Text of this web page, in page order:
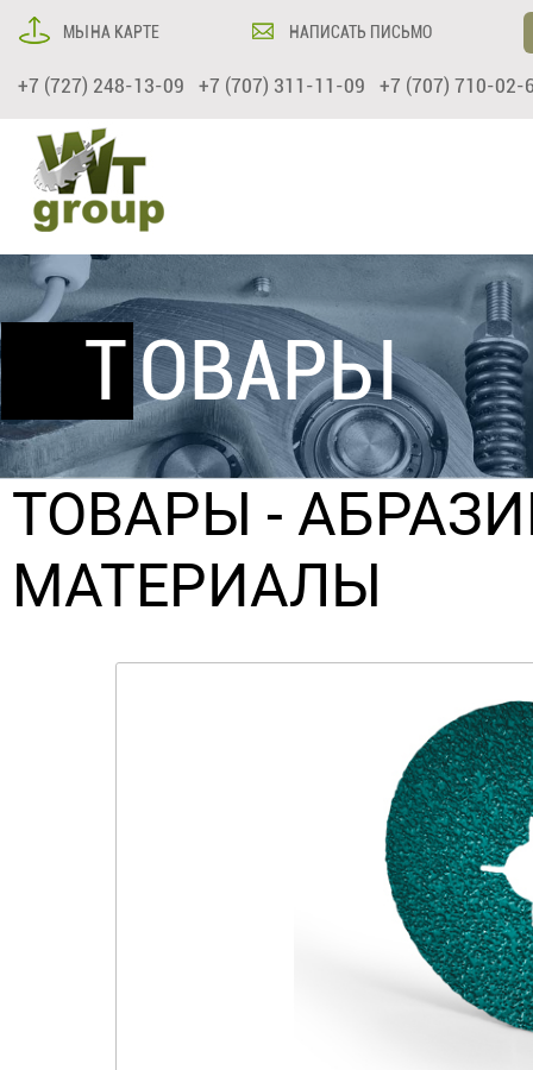
МЫ НА КАРТЕ НАПИСАТЬ ПИСЬМО
+7 (727) 248-13-09 +7 (707) 311-11-09 +7 (707) 710-02-
ТОВАРЫ
ТОВАРЫ -
МАТЕРИАЛЫ